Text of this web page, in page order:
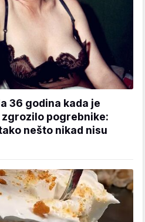
36 godina kada je
zgrozilo pogrebnike:
nešto nikad nisu